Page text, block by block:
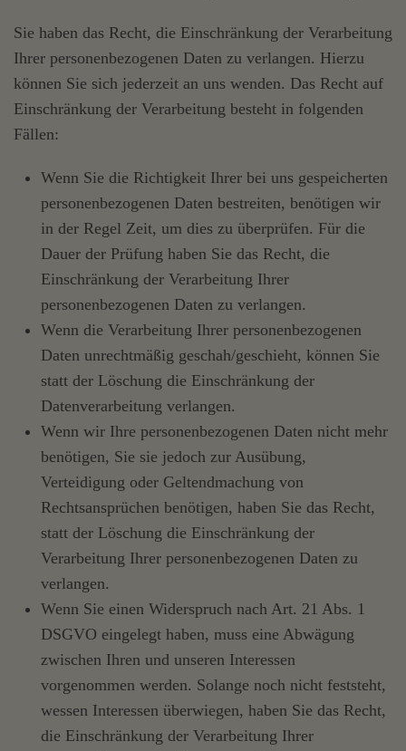
Sie haben das Recht, die Einschränkung der Verarbeitung
Ihrer personenbezogenen Daten zu verlangen. Hierzu
können Sie sich jederzeit an uns wenden. Das Recht auf
Einschränkung der Verarbeitung besteht in folgenden
Fällen:
Wenn Sie die Richtigkeit Ihrer bei uns gespeicherten
personenbezogenen Daten bestreiten, benötigen wir
in der Regel Zeit, um dies zu überprüfen. Für die
Dauer der Prüfung haben Sie das Recht, die
Einschränkung der Verarbeitung Ihrer
personenbezogenen Daten zu verlangen.
Wenn die Verarbeitung Ihrer personenbezogenen
Daten unrechtmäßig geschah/geschieht, können Sie
statt der Löschung die Einschränkung der
Datenverarbeitung verlangen.
Wenn wir Ihre personenbezogenen Daten nicht mehr
benötigen, Sie sie jedoch zur Ausübung,
Verteidigung oder Geltendmachung von
Rechtsansprüchen benötigen, haben Sie das Recht,
statt der Löschung die Einschränkung der
Verarbeitung Ihrer personenbezogenen Daten zu
verlangen.
Wenn Sie einen Widerspruch nach Art. 21 Abs. 1
DSGVO eingelegt haben, muss eine Abwägung
zwischen Ihren und unseren Interessen
vorgenommen werden. Solange noch nicht feststeht,
wessen Interessen überwiegen, haben Sie das Recht,
die Einschränkung der Verarbeitung Ihrer